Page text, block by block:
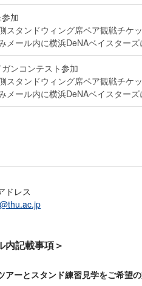
加
スタンドウィング席ペア観戦チケ
メール内に横浜DeNAベイスター
ンコンテスト参加
スタンドウィング席ペア観戦チケ
メール内に横浜DeNAベイスター
ドレス
内記載事項＞
アーとスタンド練習見学をご希望